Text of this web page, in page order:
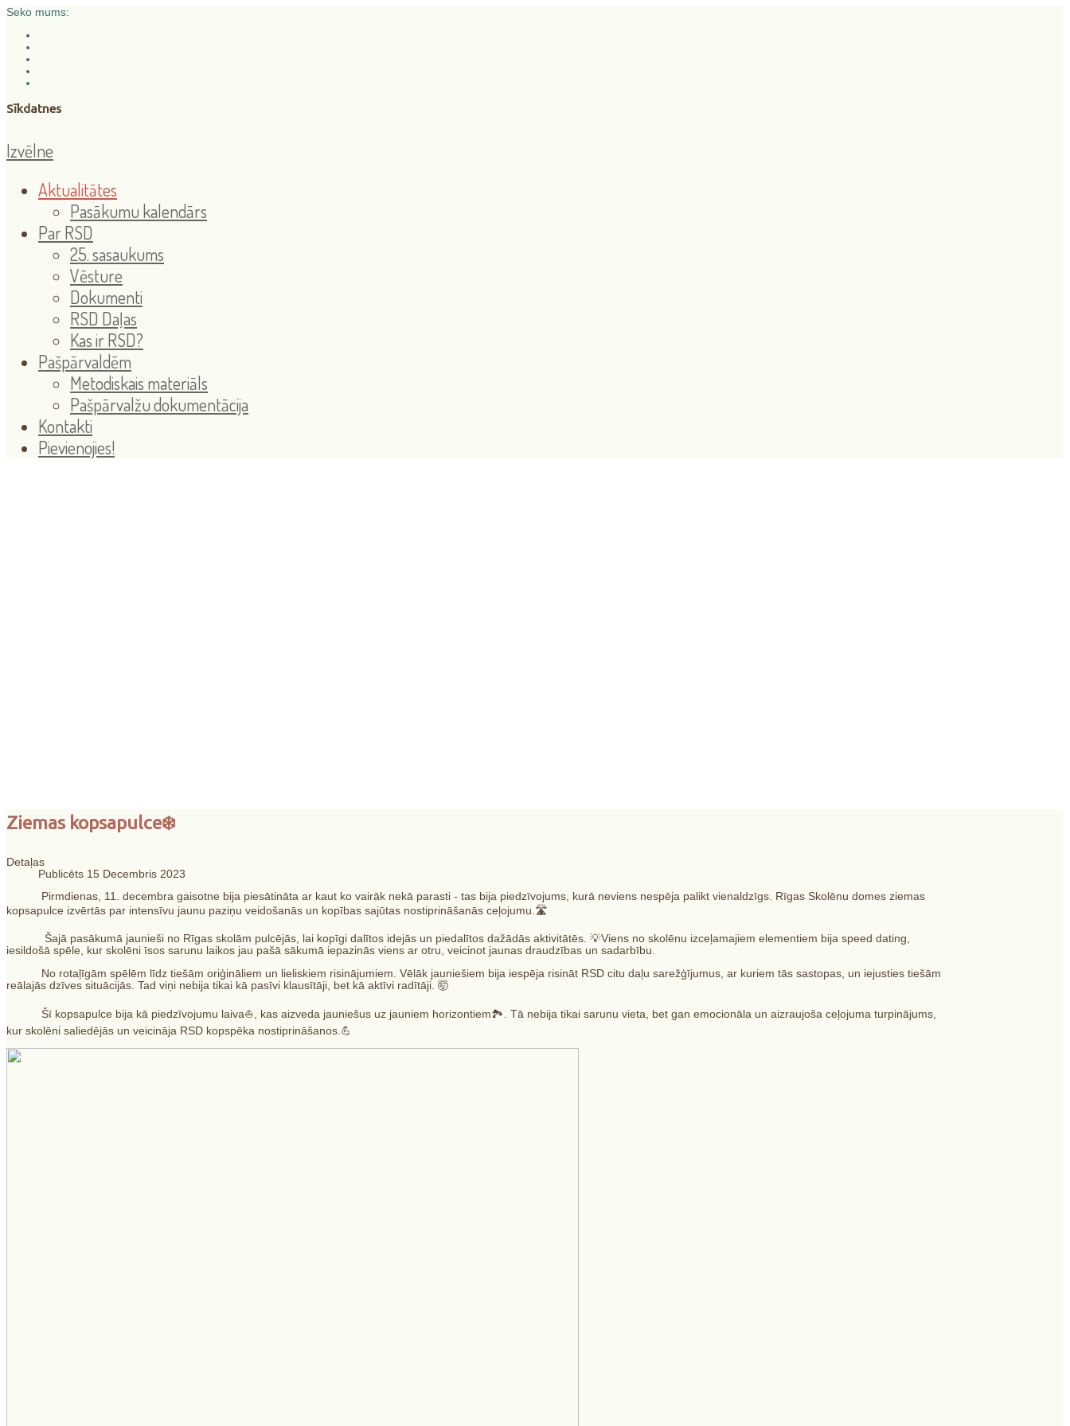
Seko mums:
Sīkdatnes
Izvēlne
Aktualitātes
Pasākumu kalendārs
Par RSD
25. sasaukums
Vēsture
Dokumenti
RSD Daļas
Kas ir RSD?
Pašpārvaldēm
Metodiskais materiāls
Pašpārvalžu dokumentācija
Kontakti
Pievienojies!
"Skolēnu dzīves un
personības attīstībai"
Ziemas kopsapulce❄️
Detaļas
Publicēts 15 Decembris 2023
Pirmdienas, 11. decembra gaisotne bija piesātināta ar kaut ko vairāk nekā parasti - tas bija piedzīvojums, kurā neviens nespēja palikt vienaldzīgs. Rīgas Skolēnu domes ziemas
kopsapulce izvērtās par intensīvu jaunu paziņu veidošanās un kopības sajūtas nostiprināšanās ceļojumu.🛣️
Šajā pasākumā jaunieši no Rīgas skolām pulcējās, lai kopīgi dalītos idejās un piedalītos dažādās aktivitātēs. 💡Viens no skolēnu izceļamajiem elementiem bija speed dating,
iesildošā spēle, kur skolēni īsos sarunu laikos jau pašā sākumā iepazinās viens ar otru, veicinot jaunas draudzības un sadarbību.
No rotaļīgām spēlēm līdz tiešām oriģināliem un lieliskiem risinājumiem. Vēlāk jauniešiem bija iespēja risināt RSD citu daļu sarežģījumus, ar kuriem tās sastopas, un iejusties tiešām
reālajās dzīves situācijās. Tad viņi nebija tikai kā pasīvi klausītāji, bet kā aktīvi radītāji. 🤯
Šī kopsapulce bija kā piedzīvojumu laiva⛵️, kas aizveda jauniešus uz jauniem horizontiem🏞️. Tā nebija tikai sarunu vieta, bet gan emocionāla un aizraujoša ceļojuma turpinājums,
kur skolēni saliedējās un veicināja RSD kopspēka nostiprināšanos.💪